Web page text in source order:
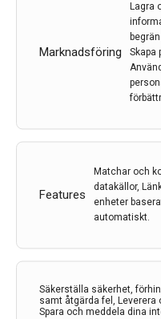
Marknadsföring
Lagra
Skapa
Features
Matchar och
datakällor,
enheter
automatiskt.
Säkerställa säkerhet,
samt åtgärda fel, Leverera
Spara och meddela dina
Lewy body-demens
kvinnor på olika sätt
av demens är demens
relativt vanlig